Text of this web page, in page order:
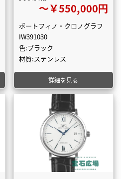
〜￥550,000円
ポートフィノ・クロノグラフ
IW391030
色:ブラック
材質:ステンレス
詳細を見る